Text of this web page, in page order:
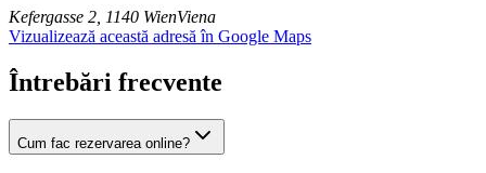
Kefergasse 2, 1140 WienViena
Vizualizează această adresă în Google Maps
Întrebări frecvente
Cum fac rezervarea online?